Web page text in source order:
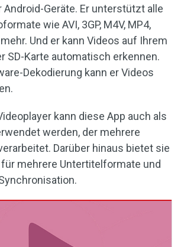
Android-Geräte. Er unterstützt alle
wie AVI, 3GP, M4V, MP4,
mehr. Und er kann Videos auf Ihrem
SD-Karte automatisch erkennen.
Dekodierung kann er Videos
kann diese App auch als
werden, der mehrere
Darüber hinaus bietet sie
mehrere Untertitelformate und